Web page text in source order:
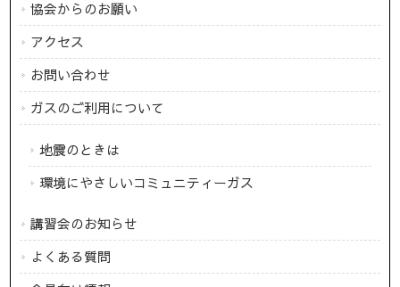
協会からのお願い
アクセス
お問い合わせ
ガスのご利用について
地震のときは
環境にやさしいコミュニティーガス
講習会のお知らせ
よくある質問